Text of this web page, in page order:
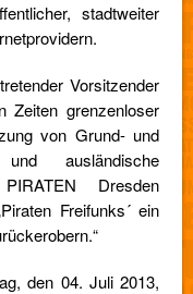
stadtweiter
Vorsitzender
Zeiten grenzenloser
von Grund- und
ausländische
Dresden
Freifunks´ ein
den 04. Juli 2013,